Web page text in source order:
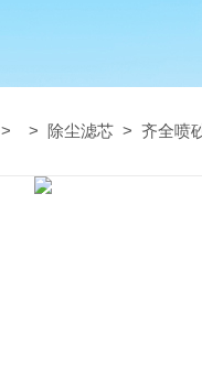
> > 除尘滤芯 > 齐全喷